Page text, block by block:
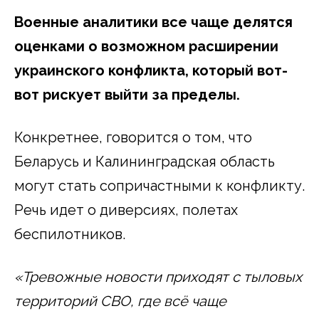
Военные аналитики все чаще делятся
оценками о возможном расширении
украинского конфликта, который вот-
вот рискует выйти за пределы.
Конкретнее, говорится о том, что
Беларусь и Калининградская область
могут стать сопричастными к конфликту.
Речь идет о диверсиях, полетах
беспилотников.
«Тревожные новости приходят с тыловых
территорий СВО, где всё чаще